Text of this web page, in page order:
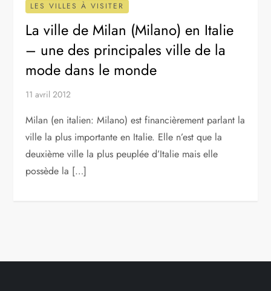
LES VILLES À VISITER
La ville de Milan (Milano) en Italie
– une des principales ville de la
mode dans le monde
11 avril 2012
Milan (en italien: Milano) est financièrement parlant la
ville la plus importante en Italie. Elle n’est que la
deuxième ville la plus peuplée d’Italie mais elle
possède la […]